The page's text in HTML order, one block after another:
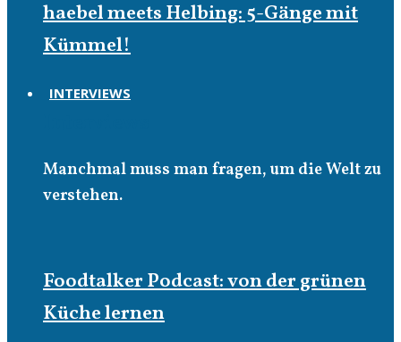
haebel meets Helbing: 5-Gänge mit
Kümmel!
INTERVIEWS
Manchmal muss man fragen, um die Welt zu
verstehen.
Foodtalker Podcast: von der grünen
Küche lernen